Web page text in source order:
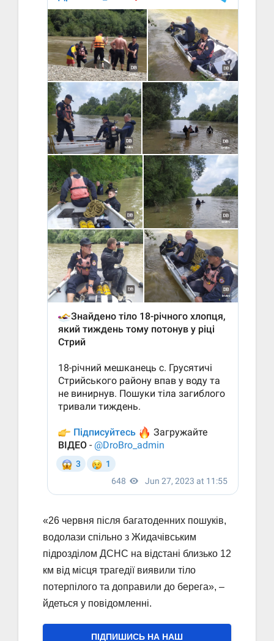
«26 червня після багатоденних пошуків,
водолази спільно з Жидачівським
підрозділом ДСНС на відстані близько 12
км від місця трагедії виявили тіло
потерпілого та доправили до берега», –
йдеться у повідомленні.
ПІДПИШИСЬ НА НАШ